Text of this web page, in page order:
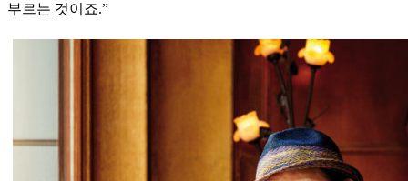
부르는 것이죠.”